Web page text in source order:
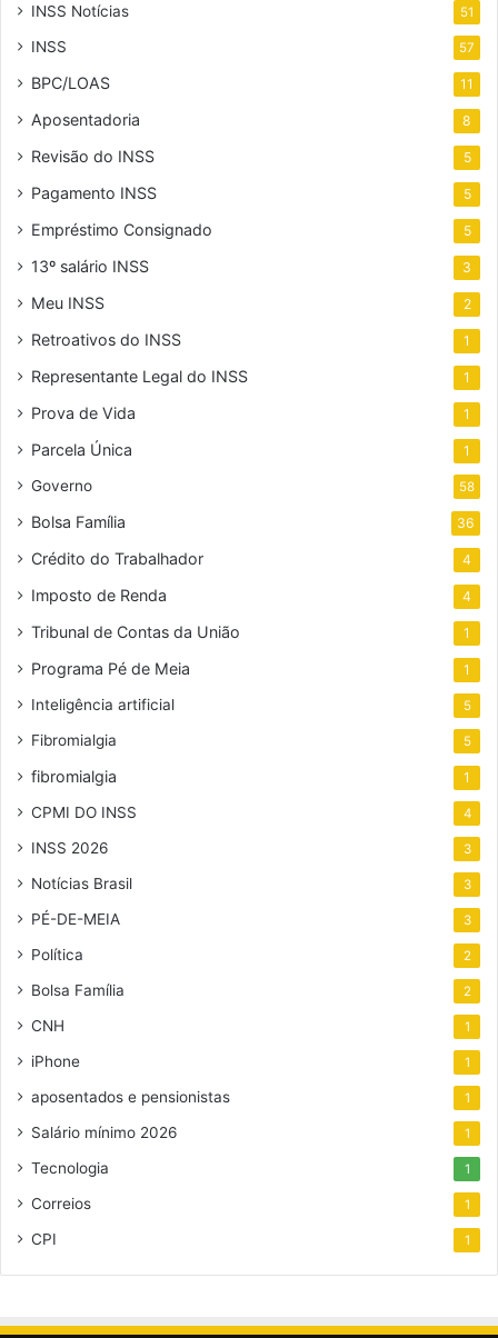
INSS Notícias 51
INSS 57
BPC/LOAS 11
Aposentadoria 8
Revisão do INSS 5
Pagamento INSS 5
Empréstimo Consignado 5
13º salário INSS 3
Meu INSS 2
Retroativos do INSS 1
Representante Legal do INSS 1
Prova de Vida 1
Parcela Única 1
Governo 58
Bolsa Família 36
Crédito do Trabalhador 4
Imposto de Renda 4
Tribunal de Contas da União 1
Programa Pé de Meia 1
Inteligência artificial 5
Fibromialgia 5
fibromialgia 1
CPMI DO INSS 4
INSS 2026 3
Notícias Brasil 3
PÉ-DE-MEIA 3
Política 2
Bolsa Família 2
CNH 1
iPhone 1
aposentados e pensionistas 1
Salário mínimo 2026 1
Tecnologia 1
Correios 1
CPI 1